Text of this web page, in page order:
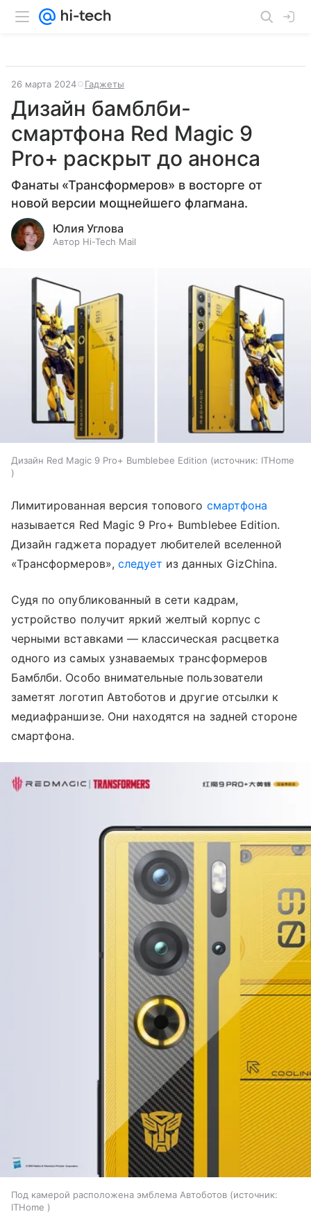
26 марта 2024 Гаджеты
Дизайн бамблби-
смартфона Red Magic 9
Pro+ раскрыт до анонса
Фанаты «Трансформеров» в восторге от
новой версии мощнейшего флагмана.
Юлия Углова
Автор Hi-Tech Mail
Дизайн ​Red Magic 9 Pro+ Bumblebee Edition источник: ITHome ​
Лимитированная версия топового смартфона
называется Red Magic 9 Pro+ Bumblebee Edition.
Дизайн гаджета порадует любителей вселенной
«Трансформеров», следует из данных GizChina.
Судя по опубликованный в сети кадрам,
устройство получит яркий желтый корпус с
черными вставками — классическая расцветка
одного из самых узнаваемых трансформеров
Бамблби. Особо внимательные пользователи
заметят логотип Автоботов и другие отсылки к
медиафраншизе. Они находятся на задней стороне
смартфона.
Под камерой расположена эмблема Автоботов
источник:
ITHome ​